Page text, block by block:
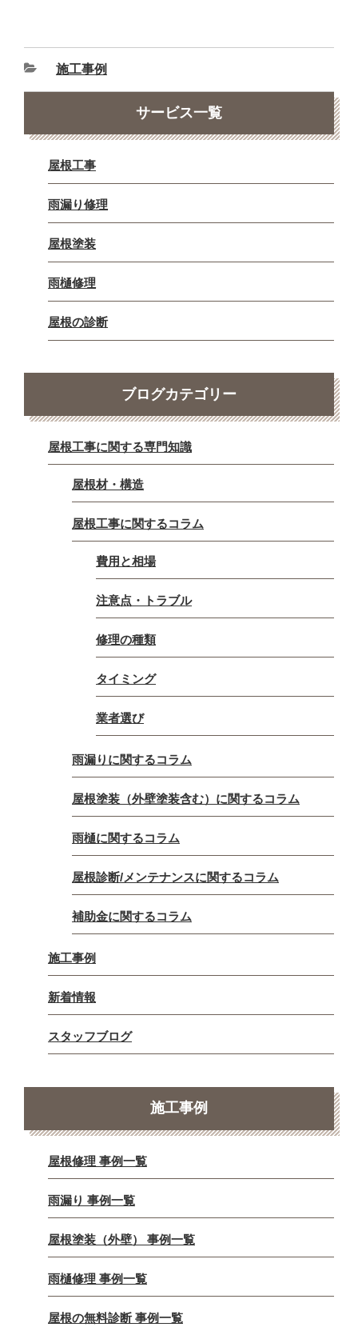
施工事例
サービス一覧
屋根工事
雨漏り修理
屋根塗装
雨樋修理
屋根の診断
ブログカテゴリー
屋根工事に関する専門知識
屋根材・構造
屋根工事に関するコラム
費用と相場
注意点・トラブル
修理の種類
タイミング
業者選び
雨漏りに関するコラム
屋根塗装（外壁塗装含む）に関するコラム
雨樋に関するコラム
屋根診断/メンテナンスに関するコラム
補助金に関するコラム
施工事例
新着情報
スタッフブログ
施工事例
屋根修理 事例一覧
雨漏り 事例一覧
屋根塗装（外壁） 事例一覧
雨樋修理 事例一覧
屋根の無料診断 事例一覧